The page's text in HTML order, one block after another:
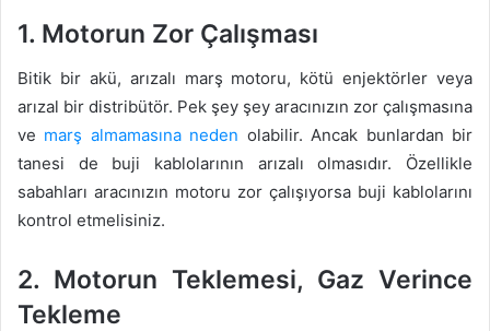
1. Motorun Zor Çalışması
Bitik bir akü, arızalı marş motoru, kötü enjektörler veya
arızal bir distribütör. Pek şey şey aracınızın zor çalışmasına
ve marş almamasına neden olabilir. Ancak bunlardan bir
tanesi de buji kablolarının arızalı olmasıdır. Özellikle
sabahları aracınızın motoru zor çalışıyorsa buji kablolarını
kontrol etmelisiniz.
2. Motorun Teklemesi, Gaz Verince
Tekleme